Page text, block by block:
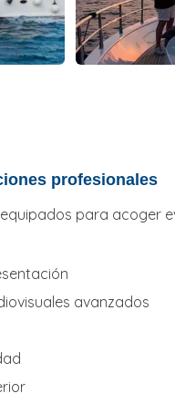
profesionales
para acoger
avanzados